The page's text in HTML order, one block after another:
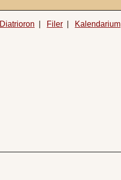
Diatrioron Filer Kalendarium